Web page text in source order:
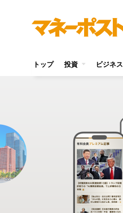
トップ 投資 ビジネス